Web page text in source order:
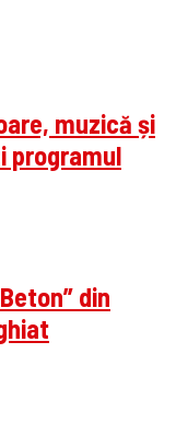
muzică și
programul
din